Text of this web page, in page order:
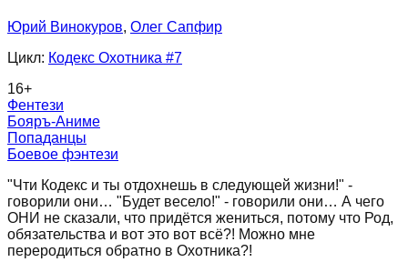
Юрий Винокуров, Олег Сапфир
Цикл: Кодекс Охотника #7
16+
Фентези
Бояръ-Аниме
Попаданцы
Боевое фэнтези
"Чти Кодекс и ты отдохнешь в следующей жизни!" -
говорили они… "Будет весело!" - говорили они… А чего
ОНИ не сказали, что придётся жениться, потому что Род,
обязательства и вот это вот всё?! Можно мне
переродиться обратно в Охотника?!